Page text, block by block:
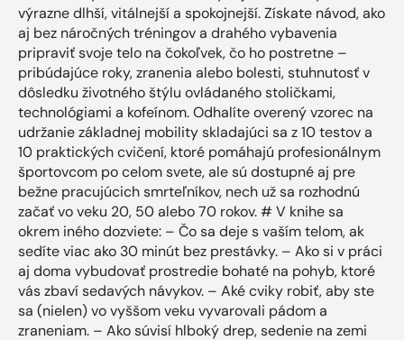
výrazne dlhší, vitálnejší a spokojnejší. Získate návod, ako
aj bez náročných tréningov a drahého vybavenia
pripraviť svoje telo na čokoľvek, čo ho postretne –
pribúdajúce roky, zranenia alebo bolesti, stuhnutosť v
dôsledku životného štýlu ovládaného stoličkami,
technológiami a kofeínom. Odhalíte overený vzorec na
udržanie základnej mobility skladajúci sa z 10 testov a
10 praktických cvičení, ktoré pomáhajú profesionálnym
športovcom po celom svete, ale sú dostupné aj pre
bežne pracujúcich smrteľníkov, nech už sa rozhodnú
začať vo veku 20, 50 alebo 70 rokov. # V knihe sa
okrem iného dozviete: – Čo sa deje s vaším telom, ak
sedíte viac ako 30 minút bez prestávky. – Ako si v práci
aj doma vybudovať prostredie bohaté na pohyb, ktoré
vás zbaví sedavých návykov. – Aké cviky robiť, aby ste
sa (nielen) vo vyššom veku vyvarovali pádom a
zraneniam. – Ako súvisí hlboký drep, sedenie na zemi